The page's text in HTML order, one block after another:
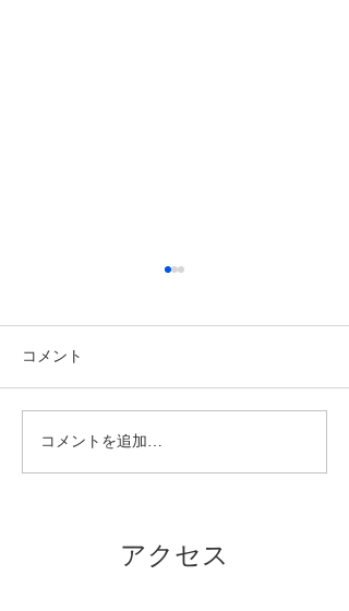
ストレスクリア®︎コーチン
グセッション無料体験の
コメント
コメントを追加…
アクセス